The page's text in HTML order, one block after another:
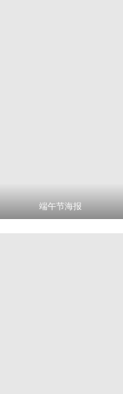
端午节海报